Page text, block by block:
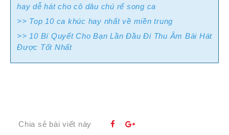
hay dễ hát cho cô dâu chú rể song ca
>> Top 10 ca khúc hay nhất về miền trung
>> 10 Bí Quyết Cho Bạn Lần Đầu Đi Thu Âm Bài Hát
Được Tốt Nhất
Chia sẻ bài viết này